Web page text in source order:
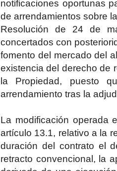
notificaciones oportunas
de arrendamientos sobre
Resolución de 24 de
concertados con
fomento del mercado del
existencia del derecho de
la Propiedad, puesto
arrendamiento tras la
La modificación operada
artículo 13.1, relativo a la
duración del contrato el
retracto convencional, la